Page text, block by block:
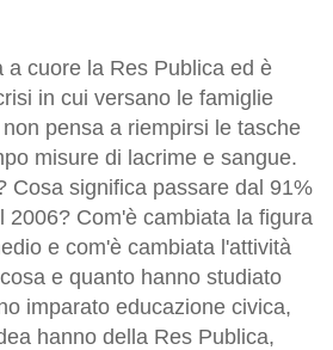
a cuore la Res Publica ed è
in cui versano le famiglie
pensa a riempirsi le tasche
misure di lacrime e sangue.
Cosa significa passare dal 91%
2006? Com'è cambiata la figura
e com'è cambiata l'attività
e quanto hanno studiato
imparato educazione civica,
hanno della Res Publica,